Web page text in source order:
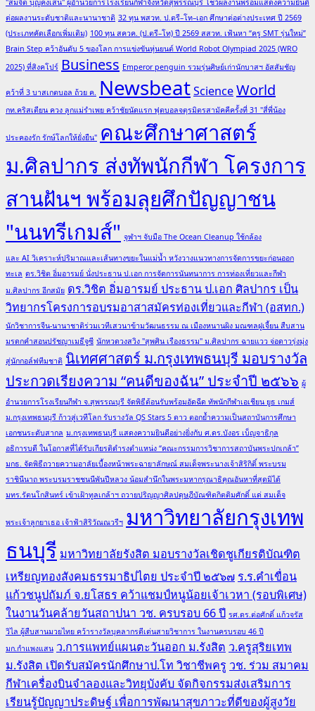
"สมจิต บุญคงเสน" ผู้อำนวยการโรงเรียนกีฬาจังหวัดสุพรรณบุรี โชว์ผลงานพร้อมแสดงความยินดี
ต่อผลงานระดับชาติและนานาชาติ 32 ทุน พสวท. ป.ตรี–โท–เอก ศึกษาต่อต่างประเทศ ปี 2569
(ประเภทคัดเลือกเพิ่มเติม) 100 ทุน สควค. (ป.ตรี–โท) ปี 2569 สสวท. เฟ้นหา “ครู SMT รุ่นใหม่”
Brain Step คว้าอันดับ 5 ของโลก การแข่งขันหุ่นยนต์ World Robot Olympiad 2025 (WRO
2025) ที่สิงคโปร์ Business Emperor penguin รวมรุ่นศิษย์เก่านักบาสฯ อัสสัมชัญ
คว้าที่ 3 บาสเกตบอล ถ้วย ค. NewsbeatScienceWorld
กท.คริสเตียน ควง ลูกแม่รำเพย คว้าชัยนัดแรก ฟุตบอลจตุรมิตรสามัคคีครั้งที่ 31 "สี่พี่น้อง
ประคองรัก รักษ์โลกให้ยั่งยืน" คณะศึกษาศาสตร์
ม.ศิลปากร ส่งทัพนักกีฬา โครงการ
สานฝันฯ พร้อมลุยศึกปัญญาชน
"นนทรีเกมส์" จุฬาฯ จับมือ The Ocean Cleanup ใช้กล้อง
และ AI วิเคราะห์ปริมาณและเส้นทางขยะในแม่น้ำ หวังวางแนวทางการจัดการขยะก่อนออก
ทะเล ดร.วิชิต อิ่มอารมย์ นั่งประธาน ป.เอก การจัดการนันทนาการ การท่องเที่ยวและกีฬา
ม.ศิลปากร อีกสมัย ดร.วิชิต อิ่มอารมย์ ประธาน ป.เอก ศิลปากร เป็น
วิทยากรโครงการอบรมอาสาสมัครท่องเที่ยวและกีฬา (อสทก.)
นักวิชาการจีน-นานาชาติร่วมเวทีเสวนาข้ามวัฒนธรรม ณ เมืองหนานผิง มณฑลฝูเจี้ยน สืบสาน
มรดกคำสอนปรัชญาเมธีจูซี นักหวดวงสวิง "สุพศิน เรืองธรรม" ม.ศิลปากร ฉายแวว จ่อดาวรุ่งมุ่ง
สู่นักกอล์ฟทีมชาติ นิเทศศาสตร์ ม.กรุงเทพธนบุรี มอบรางวัล
ประกวดเรียงความ “คนดีของฉัน” ประจำปี ๒๕๖๖ ผู้
อำนวยการโรงเรียนกีฬา จ.สุพรรณบุรี จัดพิธีต้อนรับพร้อมอัดฉีด ทัพนักกีฬาเอเชียน ยูธ เกมส์
ม.กรุงเทพธนบุรี ก้าวสู่เวทีโลก รับรางวัล QS Stars 5 ดาว ตอกย้ำความเป็นสถาบันการศึกษา
เอกชนระดับสากล ม.กรุงเทพธนบุรี แสดงความยินดีอย่างยิ่งกับ ศ.ดร.บังอร เบ็ญจาธิกุล
อธิการบดี ในโอกาสที่ได้รับเกียรติดำรงตำแหน่ง “คณะกรรมการวิชาการสถาบันพระปกเกล้า”
มกธ. จัดพิธีถวายความอาลัยเบื้องหน้าพระฉายาลักษณ์ สมเด็จพระนางเจ้าสิริกิติ์ พระบรม
ราชินีนาถ พระบรมราชชนนีพันปีหลวง น้อมสำนึกในพระมหากรุณาธิคุณอันหาที่สุดมิได้
มทร.รัตนโกสินทร์ เข้าเฝ้าทูลเกล้าฯ ถวายปริญญาศิลปดุษฎีบัณฑิตกิตติมศักดิ์ แด่ สมเด็จ
พระเจ้าลูกยาเธอ เจ้าฟ้าสิริวัณณวรีฯ มหาวิทยาลัยกรุงเทพ
ธนบุรี มหาวิทยาลัยรังสิต มอบรางวัลเชิดชูเกียรติบัณฑิต
เหรียญทองสังคมธรรมาธิปไตย ประจำปี ๒๕๖๗ ร.ร.คำเขื่อน
แก้วชนูปถัมภ์ จ.ยโสธร คว้าแชมป์หนูน้อยเจ้าเวหา (รอบพิเศษ)
ในงานวันคล้ายวันสถาปนา วช. ครบรอบ 66 ปี รศ.ดร.ต่อศักดิ์ แก้วจรัส
วิไล ผู้สืบสานมวยไทย คว้ารางวัลบุคลากรดีเด่นสายวิชาการ ในงานครบรอบ 46 ปี
มก.กำแพงแสน ว.การแพทย์แผนตะวันออก ม.รังสิต ว.ครูสุริยเทพ
ม.รังสิต เปิดรับสมัครนักศึกษาป.โท วิชาชีพครู วช. ร่วม สมาคม
กีฬาเครื่องบินจำลองและวิทยุบังคับ จัดกิจกรรมส่งเสริมการ
เรียนรู้ปัญญาประดิษฐ์ เพื่อการพัฒนาสุขภาวะที่ดีของผู้สูงวัย